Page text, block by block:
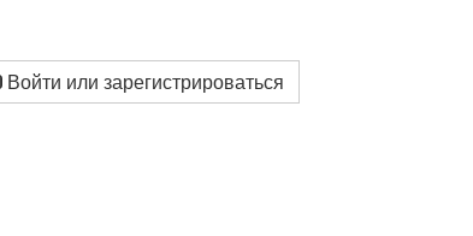
Войти или зарегистрироваться